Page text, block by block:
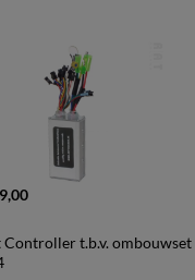
Controller t.b.v. ombouwset